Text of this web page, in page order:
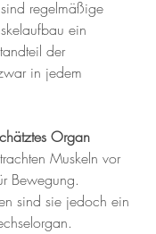
regelmäßige
ein
der
in jedem
Organ
Muskeln vor
Bewegung.
sind sie jedoch ein